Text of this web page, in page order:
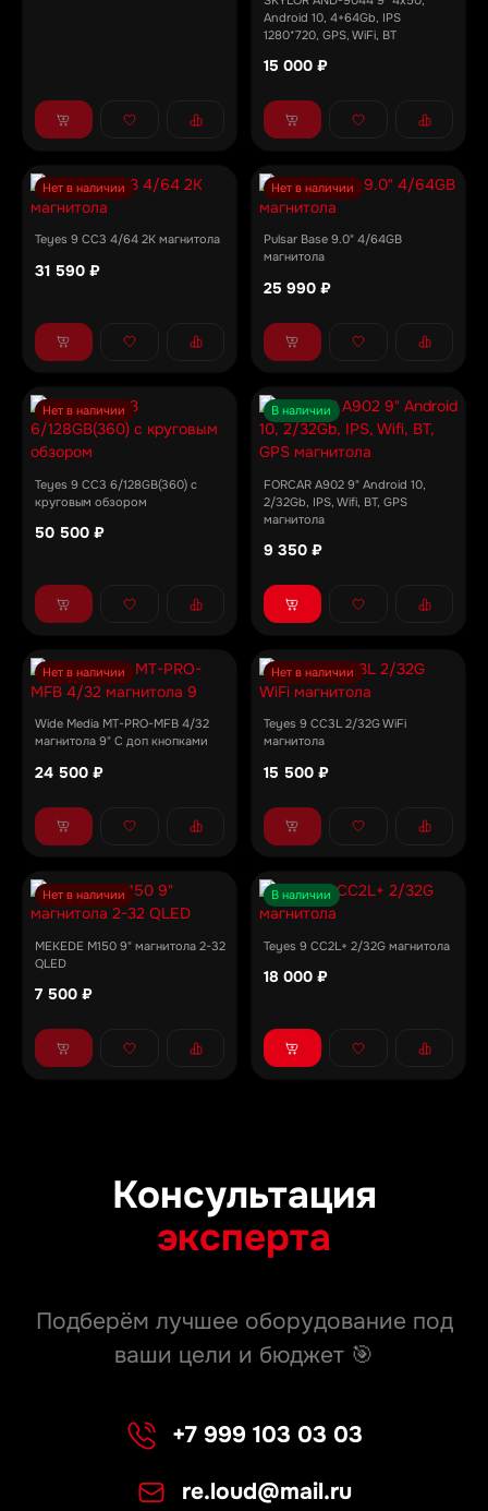
Android 10, 4+64Gb, IPS
1280*720, GPS, WiFi, BT
15 000 ₽
Нет в наличии
Teyes 9 CC3 4/64 2K магнитола
31 590 ₽
Нет в наличии
Pulsar Base 9.0" 4/64GB
магнитола
25 990 ₽
Нет в наличии
Teyes 9 CC3 6/128GB(360) с
круговым обзором
50 500 ₽
В наличии
FORCAR A902 9" Android 10,
2/32Gb, IPS, Wifi, BT, GPS
магнитола
9 350 ₽
Нет в наличии
Wide Media MT-PRO-MFB 4/32
магнитола 9" С доп кнопками
24 500 ₽
Нет в наличии
Teyes 9 CC3L 2/32G WiFi
магнитола
15 500 ₽
Нет в наличии
MEKEDE M150 9" магнитола 2-32
QLED
7 500 ₽
В наличии
Teyes 9 CC2L+ 2/32G магнитола
18 000 ₽
Консультация
эксперта
Подберём лучшее оборудование под
ваши цели и бюджет 🎯
+7 999 103 03 03
re.loud@mail.ru